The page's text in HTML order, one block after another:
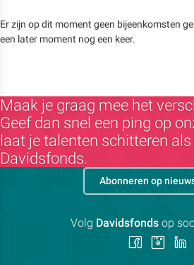
Er zijn op dit moment geen bijeenkomsten
een later moment nog een keer.
Maak je graag mee het
Geef dan snel een ping op
laat je talenten schitteren als
Davidsfonds.
Abonneren op
Volg Davidsfondsop
Volg Volg